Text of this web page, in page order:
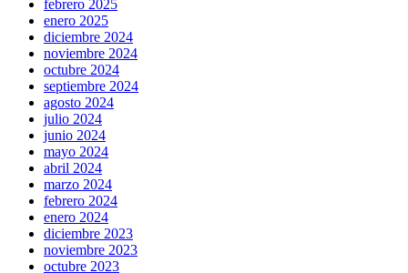
febrero 2025
enero 2025
diciembre 2024
noviembre 2024
octubre 2024
septiembre 2024
agosto 2024
julio 2024
junio 2024
mayo 2024
abril 2024
marzo 2024
febrero 2024
enero 2024
diciembre 2023
noviembre 2023
octubre 2023